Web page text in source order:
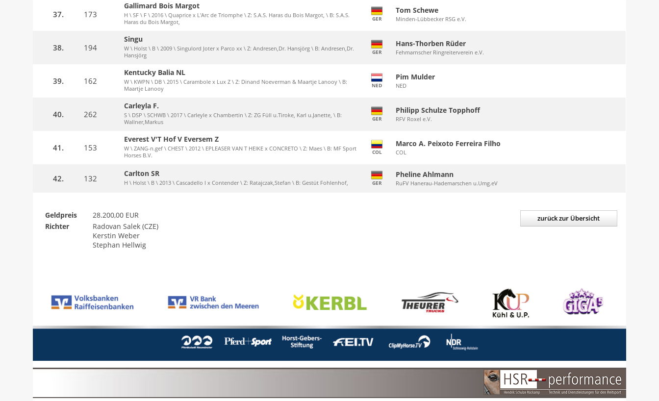
37. 173
Gallimard Bois Margot
H \ SF \ F \ 2016 \ Quaprice x L'Arc de Triomphe \ Z: S.A.S. Haras du Bois Margot, \ B: S.A.S.
Haras du Bois Margot,
GER
Tom Schewe
Minden-Lübbecker RSG e.V.
38. 194
Singu
W \ Holst \ B \ 2009 \ Singulord Joter x Parco xx \ Z: Andresen,Dr. Hansjörg \ B: Andresen,Dr.
Hansjörg
GER
Hans-Thorben Rüder
Fehmarnscher Ringreiterverein e.V.
39. 162
Kentucky Balia NL
W \ KWPN \ DB \ 2015 \ Carambole x Lux Z \ Z: Dinand Noeverman & Maartje Lanooy \ B:
Maartje Lanooy
NED
Pim Mulder
NED
40. 262
Carleyla F.
S \ DSP \ SCHWB \ 2017 \ Carleyle x Chambertin \ Z: ZG Füll u.Tiroke, Karl u.Janette, \ B:
Wallner,Markus
GER
Philipp Schulze Topphoff
RFV Roxel e.V.
41. 153
Everest V'T Hof V Eversem Z
W \ ZANG-n.gef \ CHEST \ 2012 \ EPLEASER VAN T HEIKE x CONCRETO \ Z: Maes \ B: MF Sport
Horses B.V.
COL
Marco A. Peixoto Ferreira Filho
COL
42. 132
Carlton SR
H \ Holst \ B \ 2013 \ Cascadello I x Contender \ Z: Ratajczak,Stefan \ B: Gestüt Fohlenhof, GER
Pheline Ahlmann
RuFV Hanerau-Hademarschen u.Umg.eV
zurück zur Übersicht
Geldpreis
28.200,00 EUR
Richter
Radovan Salek (CZE)
Kerstin Weber
Stephan Hellwig